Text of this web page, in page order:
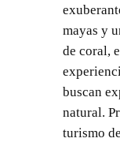
mayas y
de coral,
buscan
natural.
turismo